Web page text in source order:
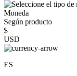
Moneda
Según producto
$
USD
ES